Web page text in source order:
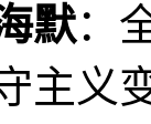
默：
主义